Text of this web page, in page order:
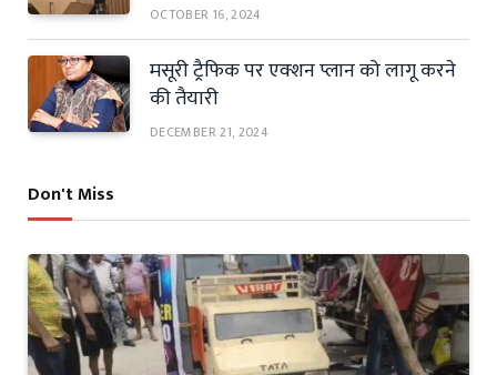
OCTOBER 16, 2024
मसूरी ट्रैफिक पर एक्शन प्लान को लागू करने
की तैयारी
DECEMBER 21, 2024
Don't Miss